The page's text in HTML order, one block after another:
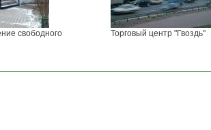
свободного
Торговый центр "Гвоздь"